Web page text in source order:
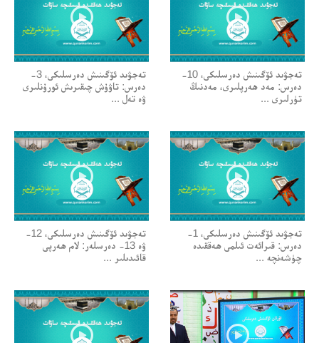
تەجۋىد ئۆگىنىش دەرسلىكى، 10-
دەرس: مەد ھەرپلىرى، مەدنىڭ
تۈرلىرى ...
تەجۋىد ئۆگىنىش دەرسلىكى، 3-
دەرس: تاۋۇش چىقىرىش ئورۇنلىرى
ۋە تەل ...
تەجۋىد ئۆگىنىش دەرسلىكى، 1-
دەرس: قىرائەت ئىلمى ھەققىدە
چۈشەنچە ...
تەجۋىد ئۆگىنىش دەرسلىكى، 12-
ۋە 13- دەرسلەر: لام ھەرپى
قائىدىلىر ...